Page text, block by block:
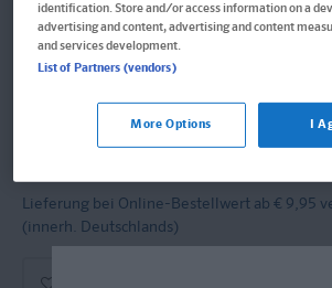
, App iOS
Format: 13,7 x 19,0 cm, 24 Seiten
ISBN: 978-3-12-924029-8
Lieferung bei Online-Bestellwert ab € 9,95
(innerh. Deutschlands)
identification. Store and/or access information on a
advertising and content, advertising and content
and services development.
List of Partners (vendors)
I
More Options